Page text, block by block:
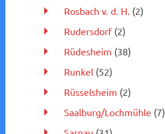
Rosbach v. d. H. (2)
Rudersdorf(2)
Rüdesheim (38)
Runkel(52)
Rüsselsheim (2)
Saalburg/Lochmühle (7)